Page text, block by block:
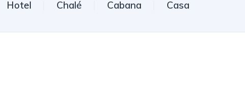
Hotel Chalé Cabana Casa